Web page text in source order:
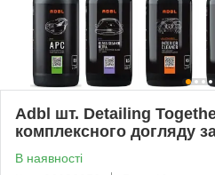
Adbl шт. Detailing
комплексного догляду
В наявності